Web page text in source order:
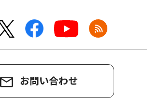
お問い合わせ